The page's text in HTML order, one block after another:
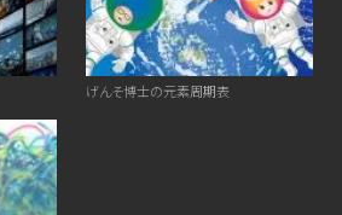
げんそ博士の元素周期表